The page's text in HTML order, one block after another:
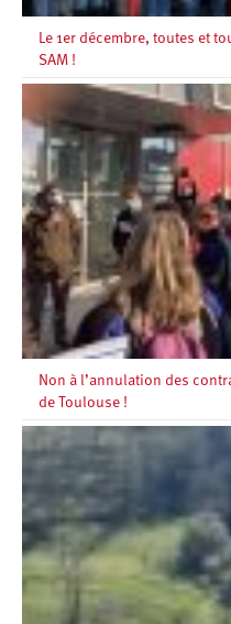
Le 1er décembre, toutes et
SAM !
Non à l’annulation des
de Toulouse !